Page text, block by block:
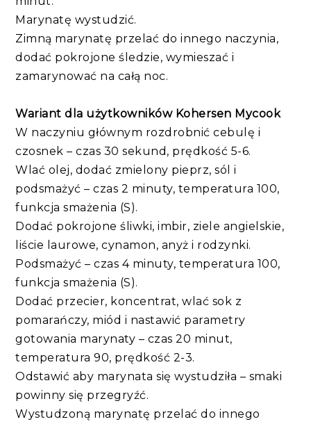
Marynatę wystudzić.
Zimną marynatę przelać do innego naczynia,
dodać pokrojone śledzie, wymieszać i
zamarynować na całą noc.
Wariant dla użytkowników Kohersen Mycook
W naczyniu głównym rozdrobnić cebulę i
czosnek – czas 30 sekund, prędkość 5-6.
Wlać olej, dodać zmielony pieprz, sól i
podsmażyć – czas 2 minuty, temperatura 100,
funkcja smażenia (S).
Dodać pokrojone śliwki, imbir, ziele angielskie,
liście laurowe, cynamon, anyż i rodzynki.
Podsmażyć – czas 4 minuty, temperatura 100,
funkcja smażenia (S).
Dodać przecier, koncentrat, wlać sok z
pomarańczy, miód i nastawić parametry
gotowania marynaty – czas 20 minut,
temperatura 90, prędkość 2-3.
Odstawić aby marynata się wystudziła – smaki
powinny się przegryźć.
Wystudzoną marynatę przelać do innego